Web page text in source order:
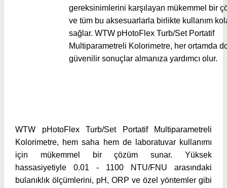
gereksinimlerini karşılayan mükemmel bir
ve tüm bu aksesuarlarla birlikte kullanım
sağlar. WTW pHotoFlex Turb/Set Portatif
Multiparametreli Kolorimetre, her ortamda
güvenilir sonuçlar almanıza yardımcı olur.
WTW pHotoFlex Turb/Set Portatif Multiparametreli
Kolorimetre, hem saha hem de laboratuvar kullanımı
için mükemmel bir çözüm sunar. Yüksek
hassasiyetiyle 0.01 - 1100 NTU/FNU arasındaki
bulanıklık ölçümlerini, pH, ORP ve özel yöntemler gibi